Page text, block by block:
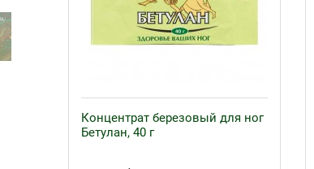
Концентрат березовый для ног
Бетулан, 40 г